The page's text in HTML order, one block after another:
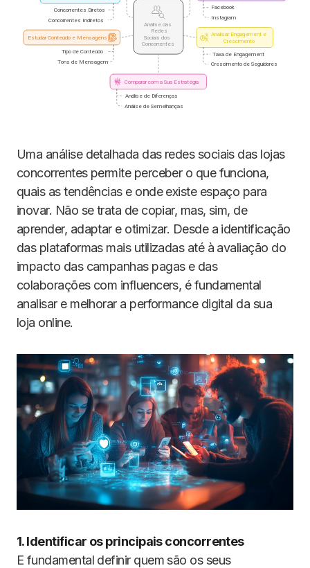
Uma análise detalhada das redes sociais das lojas
concorrentes permite perceber o que funciona,
quais as tendências e onde existe espaço para
inovar. Não se trata de copiar, mas, sim, de
aprender, adaptar e otimizar. Desde a identificação
das plataformas mais utilizadas até à avaliação do
impacto das campanhas pagas e das
colaborações com influencers, é fundamental
analisar e melhorar a performance digital da sua
loja online.
1. Identificar os principais concorrentes
E fundamental definir quem são os seus